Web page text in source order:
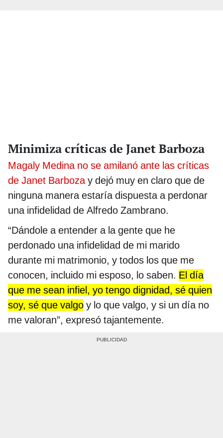
Minimiza críticas de Janet Barboza
Magaly Medina no se amilanó ante las críticas
de Janet Barboza y dejó muy en claro que de
ninguna manera estaría dispuesta a perdonar
una infidelidad de Alfredo Zambrano.
“Dándole a entender a la gente que he
perdonado una infidelidad de mi marido
durante mi matrimonio, y todos los que me
conocen, incluido mi esposo, lo saben. El día
que me sean infiel, yo tengo dignidad, sé quien
soy, sé que valgo y lo que valgo, y si un día no
me valoran”, expresó tajantemente.